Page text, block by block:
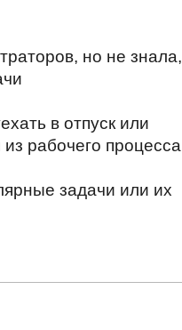
но не знала,
в отпуск или
рабочего процесса
задачи или их